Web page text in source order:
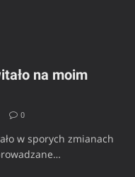
na moim
0
w sporych zmianach